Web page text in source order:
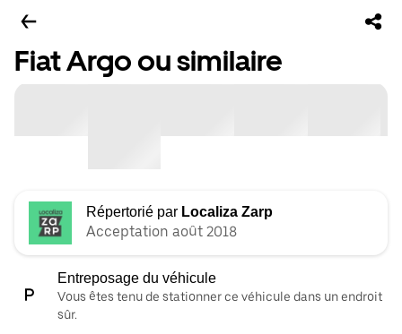
Fiat Argo ou similaire
Répertorié par Localiza Zarp
Acceptation août 2018
Entreposage du véhicule
Vous êtes tenu de stationner ce véhicule dans un endroit
sûr.